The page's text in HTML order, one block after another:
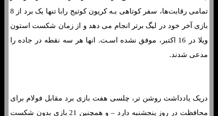
تمامی رقابت‌ها، سفر کوتاهی بـه کریون کوتیج رابا تنها یک برد از 8
بازی آخر خود در لیگ برتر انجام می دهد و از زمان شکست استون
ویلا در 16 اکتبر، موفق نشده اسـت. انها هر سه نقطه در جاده را
مدعی شدند.
دریک یادداشت روشن تر، چلسی هفت بازی برد مقابل فولام برای
محافظت در روز پنجشنبه دارد – و همچنین 21 بازی بدون شکست